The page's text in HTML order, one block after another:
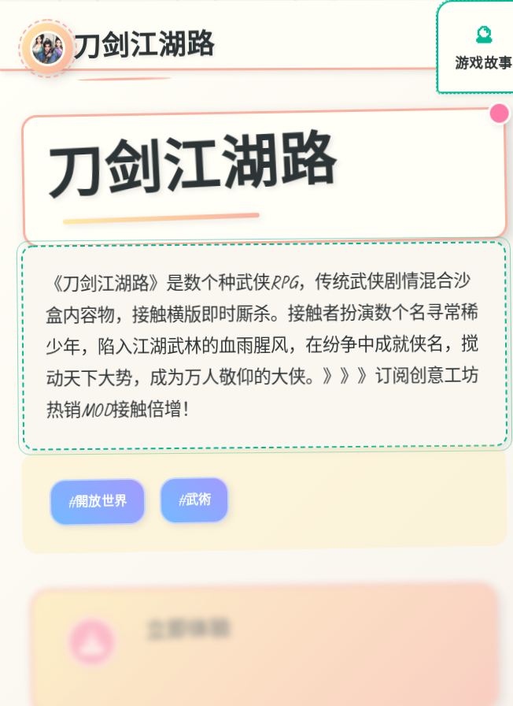
刀剑江湖路 🔮
游戏故事
刀剑江湖路
《刀剑江湖路》是数个种武侠RPG，传统武侠剧情混合沙
盒内容物，接触横版即时厮杀。接触者扮演数个名寻常稀
少年，陷入江湖武林的血雨腥风，在纷争中成就侠名，搅
动天下大势，成为万人敬仰的大侠。》》》订阅创意工坊
热销MOD接触倍增！
#開放世界 #武術
立即体验